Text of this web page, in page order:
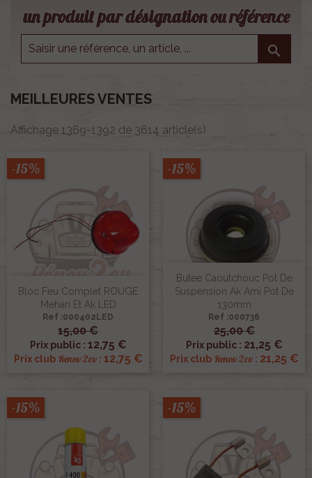
un produit par désignation ou référence

MEILLEURES VENTES
Affichage 1369-1392 de 3614 article(s)
Bloc Feu Complet ROUGE
Mehari Et Ak LED
Ref :000402LED
15,00 €
Prix public : 12,75 €
Prix club Renov 2cv: 12,75 €
-15%
Butee Caoutchouc Pot De
Suspension Ak Ami Pot De
130mm
Ref :000736
25,00 €
Prix public : 21,25 €
Prix club Renov 2cv: 21,25 €
-15%
-15% -15%